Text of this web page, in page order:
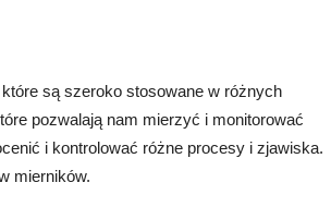
są szeroko stosowane w różnych
pozwalają nam mierzyć i monitorować
i kontrolować różne procesy i zjawiska.
mierników.